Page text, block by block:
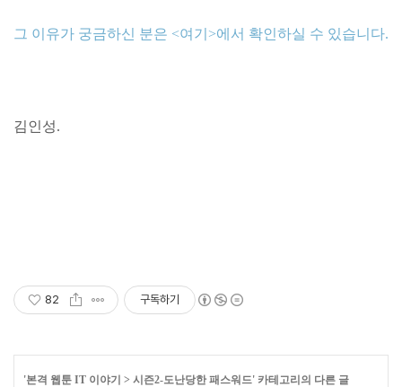
그 이유가 궁금하신 분은 <여기>에서 확인하실 수 있습니다.
김인성.
82 구독하기
'본격 웹툰 IT 이야기 > 시즌2-도난당한 패스워드' 카테고리의 다른 글